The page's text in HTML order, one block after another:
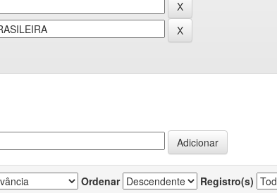
Ordenar Registro(s)